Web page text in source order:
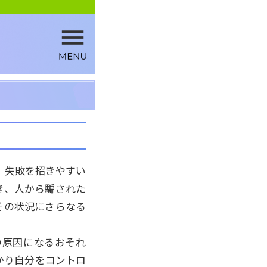
失敗を招きやすい
人から騙された
状況にさらなる
因になるおそれ
自分をコントロ